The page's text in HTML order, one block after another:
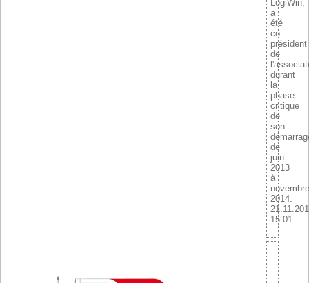
LogiWin,
a
été
co-
président
de
durant
la
phase
critique
de
son
de
juin
2013
à
novembre
2014.
15:01